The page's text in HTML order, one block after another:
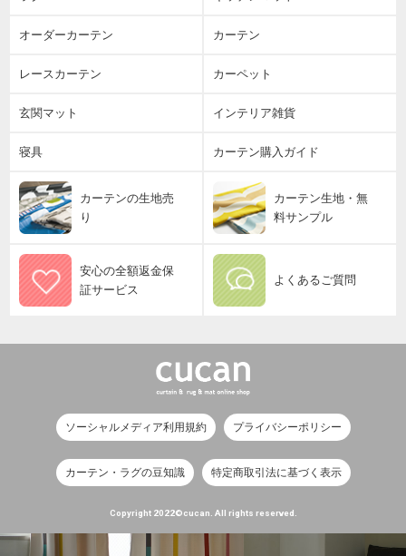
オーダーカーテン カーテン
レースカーテン カーペット
玄関マット インテリア雑貨
寝具 カーテン購入ガイド
カーテンの生地売
り
カーテン生地・無
料サンプル
安心の全額返金保
証サービス
よくあるご質問
ソーシャルメディア利用規約 プライバシーポリシー
カーテン・ラグの豆知識 特定商取引法に基づく表示
Copyright 2022©cucan. All rights reserved.